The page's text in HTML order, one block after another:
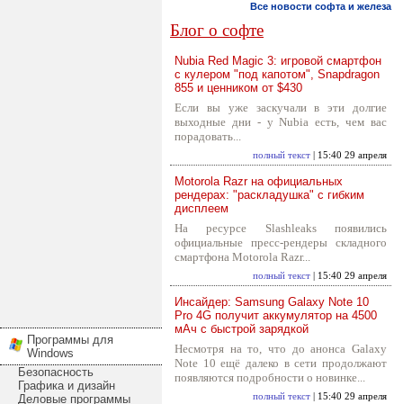
Программы для
Windows
Безопасность
Графика и дизайн
Деловые программы
Все новости софта и железа
Блог о софте
Nubia Red Magic 3: игровой смартфон
с кулером "под капотом", Snapdragon
855 и ценником от $430
Если вы уже заскучали в эти долгие
выходные дни - у Nubia есть, чем вас
порадовать...
полный текст | 15:40 29 апреля
Motorola Razr на официальных
рендерах: "раскладушка" с гибким
дисплеем
На ресурсе Slashleaks появились
официальные пресс-рендеры складного
смартфона Motorola Razr...
полный текст | 15:40 29 апреля
Инсайдер: Samsung Galaxy Note 10
Pro 4G получит аккумулятор на 4500
мАч с быстрой зарядкой
Несмотря на то, что до анонса Galaxy
Note 10 ещё далеко в сети продолжают
появляются подробности о новинке...
полный текст | 15:40 29 апреля